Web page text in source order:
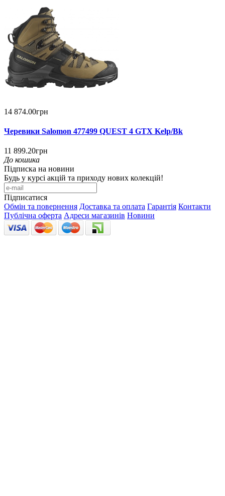
14 874.00грн
Черевики Salomon 477499 QUEST 4 GTX Kelp/Bk
11 899.20грн
До кошика
Підписка на новини
Будь у курсі акцій та приходу нових колекцій!
Підписатися
Обмін та повернення Доставка та оплата Гарантія Контакти
Публічна оферта Адреси магазинів Новини